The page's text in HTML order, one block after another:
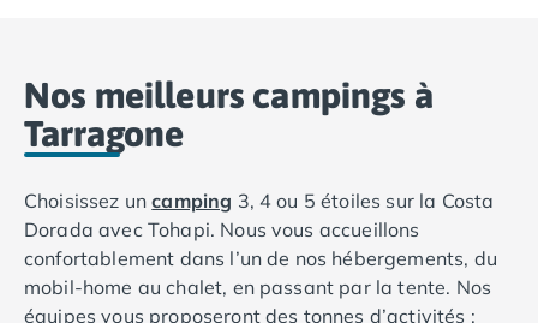
Nos meilleurs campings à
Tarragone
Choisissez uncamping 3, 4 ou 5 étoiles sur la Costa
Dorada avec Tohapi. Nous vous accueillons
confortablement dans l’un de nos hébergements, du
mobil-home au chalet, en passant par la tente. Nos
équipes vous proposeront des tonnes d’activités :